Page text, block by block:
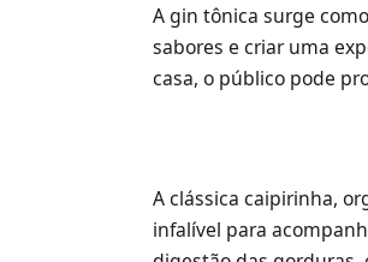
A gin tônica surge
sabores e criar uma
casa, o público pode
A clássica caipirinha,
infalível para